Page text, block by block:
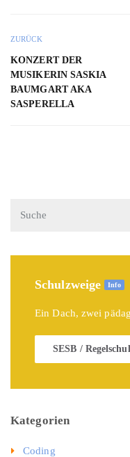
ZURÜCK
KONZERT DER
MUSIKERIN SASKIA
BAUMGART AKA
SASPERELLA
Schulzweige Info
Ein Dach, zwei
SESB /
Kategorien
Coding